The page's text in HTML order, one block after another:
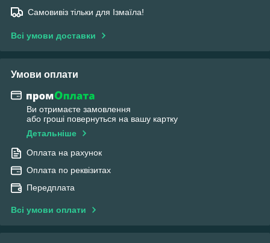
Самовивіз тільки для Ізмаїла!
Всі умови доставки
Умови оплати
Ви отримаєте замовлення
або гроші повернуться на вашу картку
Детальніше
Оплата на рахунок
Оплата по реквізитах
Передплата
Всі умови оплати